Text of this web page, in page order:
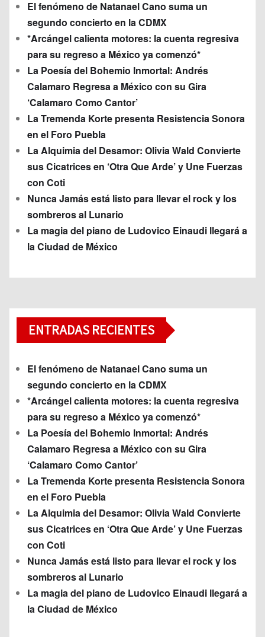
El fenómeno de Natanael Cano suma un
segundo concierto en la CDMX
*Arcángel calienta motores: la cuenta regresiva
para su regreso a México ya comenzó*
La Poesía del Bohemio Inmortal: Andrés
Calamaro Regresa a México con su Gira
‘Calamaro Como Cantor’
La Tremenda Korte presenta Resistencia Sonora
en el Foro Puebla
La Alquimia del Desamor: Olivia Wald Convierte
sus Cicatrices en ‘Otra Que Arde’ y Une Fuerzas
con Coti
Nunca Jamás está listo para llevar el rock y los
sombreros al Lunario
La magia del piano de Ludovico Einaudi llegará a
la Ciudad de México
ENTRADAS RECIENTES
El fenómeno de Natanael Cano suma un
segundo concierto en la CDMX
*Arcángel calienta motores: la cuenta regresiva
para su regreso a México ya comenzó*
La Poesía del Bohemio Inmortal: Andrés
Calamaro Regresa a México con su Gira
‘Calamaro Como Cantor’
La Tremenda Korte presenta Resistencia Sonora
en el Foro Puebla
La Alquimia del Desamor: Olivia Wald Convierte
sus Cicatrices en ‘Otra Que Arde’ y Une Fuerzas
con Coti
Nunca Jamás está listo para llevar el rock y los
sombreros al Lunario
La magia del piano de Ludovico Einaudi llegará a
la Ciudad de México